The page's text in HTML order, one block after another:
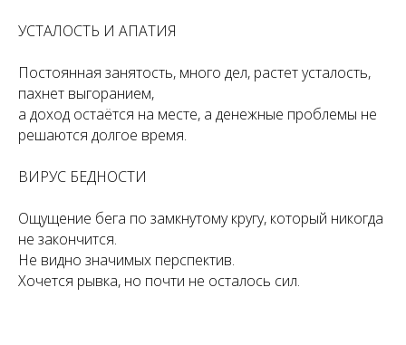
УСТАЛОСТЬ И АПАТИЯ
Постоянная занятость, много дел, растет усталость,
пахнет выгоранием,
а доход остаётся на месте, а денежные проблемы не
решаются долгое время.
ВИРУС БЕДНОСТИ
Ощущение бега по замкнутому кругу, который никогда
не закончится.
Не видно значимых перспектив.
Хочется рывка, но почти не осталось сил.